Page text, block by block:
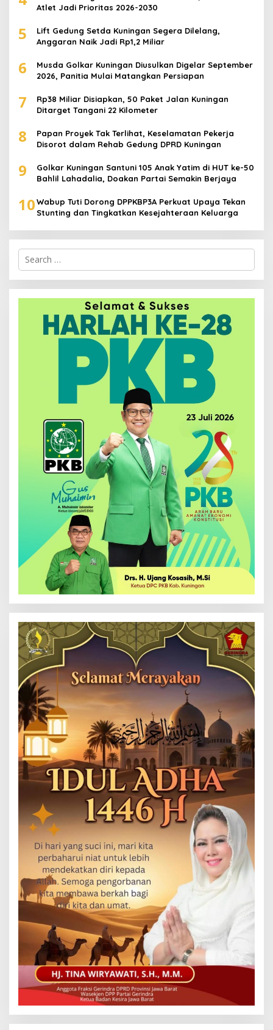
Atlet Jadi Prioritas 2026-2030
5
Lift Gedung Setda Kuningan Segera Dilelang,
Anggaran Naik Jadi Rp1,2 Miliar
6
Musda Golkar Kuningan Diusulkan Digelar September
2026, Panitia Mulai Matangkan Persiapan
7
Rp38 Miliar Disiapkan, 50 Paket Jalan Kuningan
Ditarget Tangani 22 Kilometer
8
Papan Proyek Tak Terlihat, Keselamatan Pekerja
Disorot dalam Rehab Gedung DPRD Kuningan
9
Golkar Kuningan Santuni 105 Anak Yatim di HUT ke-50
Bahlil Lahadalia, Doakan Partai Semakin Berjaya
10Wabup Tuti Dorong DPPKBP3A Perkuat Upaya Tekan
Stunting dan Tingkatkan Kesejahteraan Keluarga
Search
for: